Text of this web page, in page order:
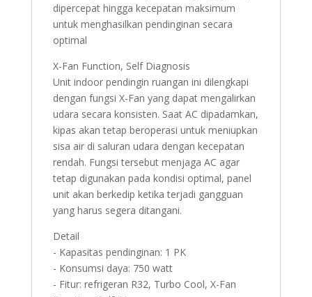
dipercepat hingga kecepatan maksimum
untuk menghasilkan pendinginan secara
optimal
X-Fan Function, Self Diagnosis
Unit indoor pendingin ruangan ini dilengkapi
dengan fungsi X-Fan yang dapat mengalirkan
udara secara konsisten. Saat AC dipadamkan,
kipas akan tetap beroperasi untuk meniupkan
sisa air di saluran udara dengan kecepatan
rendah. Fungsi tersebut menjaga AC agar
tetap digunakan pada kondisi optimal, panel
unit akan berkedip ketika terjadi gangguan
yang harus segera ditangani.
Detail
- Kapasitas pendinginan: 1 PK
- Konsumsi daya: 750 watt
- Fitur: refrigeran R32, Turbo Cool, X-Fan